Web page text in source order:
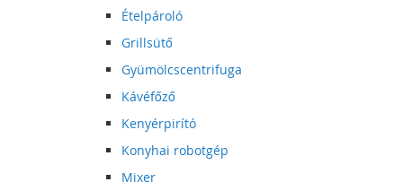
Ételpároló
Grillsütő
Gyümölcscentrifuga
Kávéfőző
Kenyérpirító
Konyhai robotgép
Mixer